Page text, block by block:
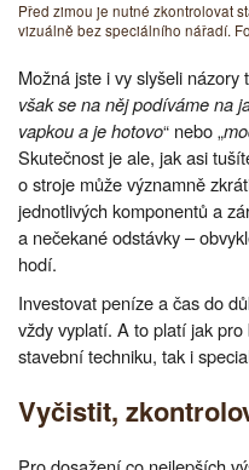
Před zimou je nutné zkontrolovat
vizuálně bez speciálního nářadí.
Možná jste i vy slyšeli názory
však se na něj podíváme na
vapkou a je hotovo“ nebo „
Skutečnost je ale, jak asi
o stroje může významně
jednotlivých komponentů a
a nečekané odstávky –
hodí.
Investovat peníze a čas do
vždy vyplatí. A to platí jak
stavební techniku, tak i
Vyčistit,